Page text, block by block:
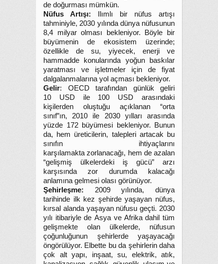
de doğurması mümkün.
Nüfus Artışı: Ilımlı bir nüfus artışı
tahminiyle, 2030 yılında dünya nüfusunun
8,4 milyar olması bekleniyor. Böyle bir
büyümenin de ekosistem üzerinde;
özellikle de su, yiyecek, enerji ve
hammadde konularında yoğun baskılar
yaratması ve işletmeler için de fiyat
dalgalanmalarına yol açması bekleniyor.
Gelir: OECD tarafından günlük geliri
10 USD ile 100 USD arasındaki
kişilerden oluştuğu açıklanan “orta
sınıf”ın, 2010 ile 2030 yılları arasında
yüzde 172 büyümesi bekleniyor. Bunun
da, hem üreticilerin, talepleri artacak bu
sınıfın ihtiyaçlarını
karşılamakta zorlanacağı, hem de azalan
“gelişmiş ülkelerdeki iş gücü” arzı
karşısında zor durumda kalacağı
anlamına gelmesi olası görünüyor.
Şehirleşme: 2009 yılında, dünya
tarihinde ilk kez şehirde yaşayan nüfus,
kırsal alanda yaşayan nüfusu geçti. 2030
yılı itibariyle de Asya ve Afrika dahil tüm
gelişmekte olan ülkelerde, nüfusun
çoğunluğunun şehirlerde yaşayacağı
öngörülüyor. Elbette bu da şehirlerin daha
çok alt yapı, inşaat, su, elektrik, atık,